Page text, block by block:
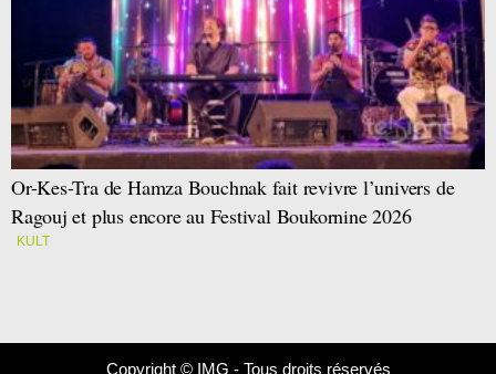
Or-Kes-Tra de Hamza Bouchnak fait revivre l’univers de
Ragouj et plus encore au Festival Boukornine 2026
KULT
Copyright © IMG - Tous droits réservés